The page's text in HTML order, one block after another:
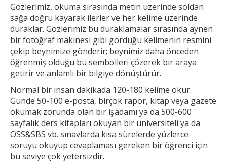
Gözlerimiz, okuma sırasında metin üzerinde soldan
sağa doğru kayarak ilerler ve her kelime üzerinde
duraklar. Gözlerimiz bu duraklamalar sırasında aynen
bir fotoğraf makinesi gibi gördüğü kelimenin resmini
çekip beynimize gönderir; beynimiz daha önceden
öğrenmiş olduğu bu sembolleri çözerek bir araya
getirir ve anlamlı bir bilgiye dönüştürür.
Normal bir insan dakikada 120-180 kelime okur.
Günde 50-100 e-posta, birçok rapor, kitap veya gazete
okumak zorunda olan bir işadamı ya da 500-600
sayfalık ders kitapları okuyan bir üniversiteli ya da
ÖSS&SBS vb. sınavlarda kısa sürelerde yüzlerce
soruyu okuyup cevaplaması gereken bir öğrenci için
bu seviye çok yetersizdir.